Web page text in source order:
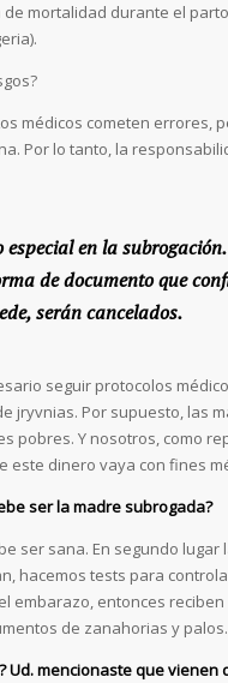
de mortalidad durante el
médicos cometen
Por lo tanto, la
en la
de documento que
serán cancelados.
seguir protocolos
jryvnias. Por supuesto, las
pobres. Y nosotros, como
este dinero vaya con fines
ser la madre subrogada?
ser sana. En segundo
hacemos tests para
embarazo, entonces
de zanahorias y palos.
Ud. mencionaste que